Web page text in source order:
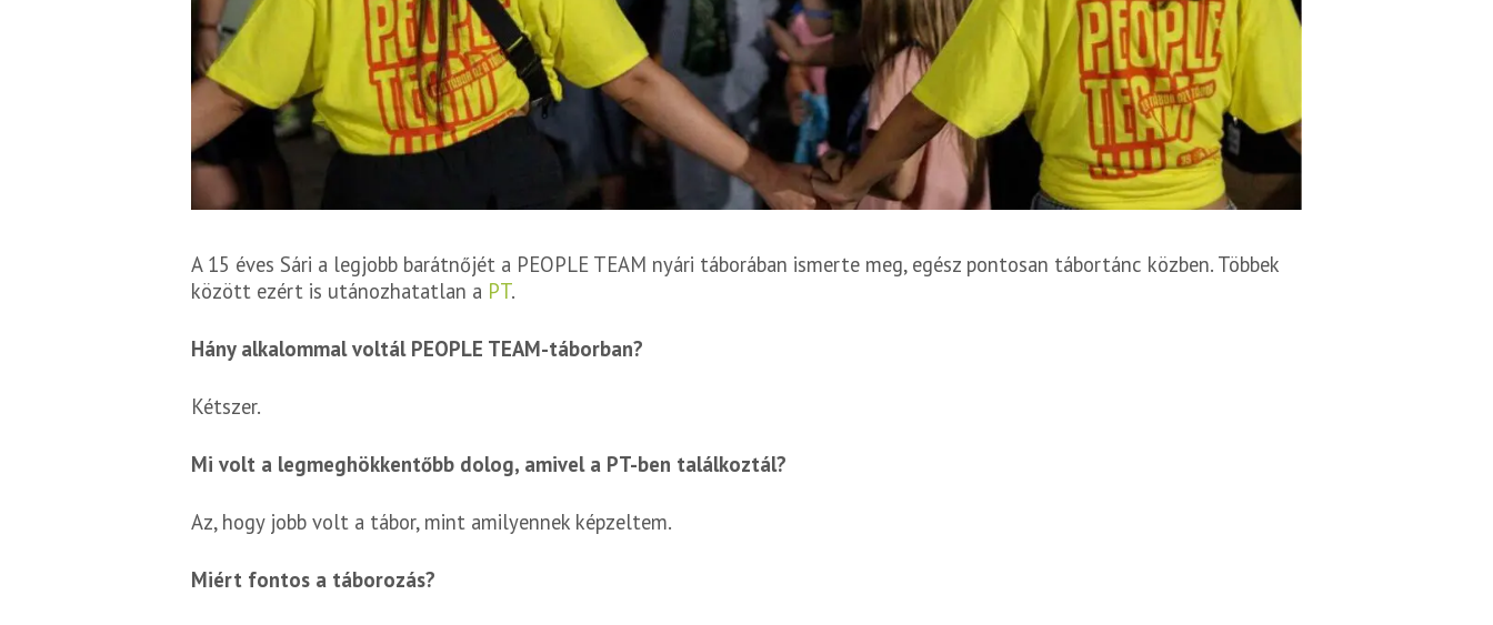
A 15 éves Sári a legjobb barátnőjét a PEOPLE TEAM nyári táborában ismerte meg, egész pontosan tábortánc közben. Többek
között ezért is utánozhatatlan a PT.
Hány alkalommal voltál PEOPLE TEAM-táborban?
Kétszer.
Mi volt a legmeghökkentőbb dolog, amivel a PT-ben találkoztál?
Az, hogy jobb volt a tábor, mint amilyennek képzeltem.
Miért fontos a táborozás?